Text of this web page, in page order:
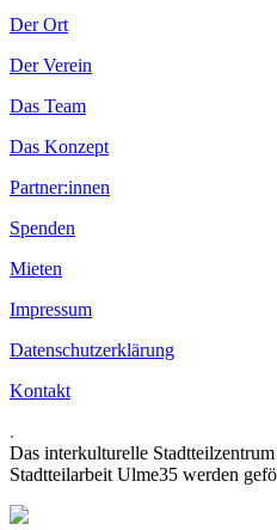
Der Ort
Der Verein
Das Team
Das Konzept
Partner:innen
Spenden
Mieten
Impressum
Datenschutzerklärung
Kontakt
.
Das interkulturelle
Stadtteilarbeit Ulme35 werden